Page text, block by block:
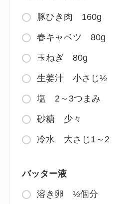
豚ひき肉 160g
春キャベツ 80g
玉ねぎ 80g
生姜汁 小さじ½
塩 2～3つまみ
砂糖 少々
冷水 大さじ1～2
バッター液
溶き卵 ½個分